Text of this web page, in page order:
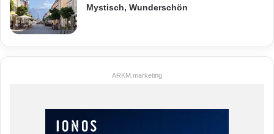
Mystisch, Wunderschön
ARKM.marketing